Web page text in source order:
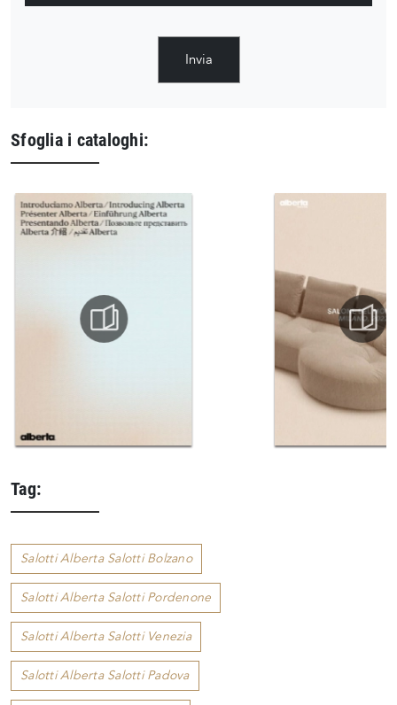
Invia
Sfoglia i cataloghi:
Tag:
Salotti Alberta Salotti Bolzano
Salotti Alberta Salotti Pordenone
Salotti Alberta Salotti Venezia
Salotti Alberta Salotti Padova